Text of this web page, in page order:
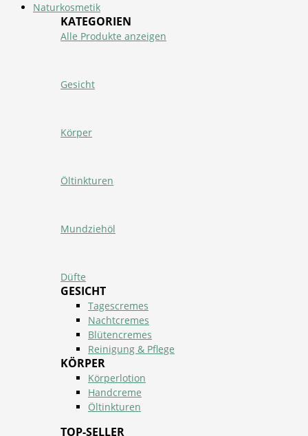
Naturkosmetik
KATEGORIEN
Alle Produkte anzeigen
Gesicht
Körper
Öltinkturen
Mundziehöl
Düfte
GESICHT
Tagescremes
Nachtcremes
Blütencremes
Reinigung & Pflege
KÖRPER
Körperlotion
Handcreme
Öltinkturen
TOP-SELLER